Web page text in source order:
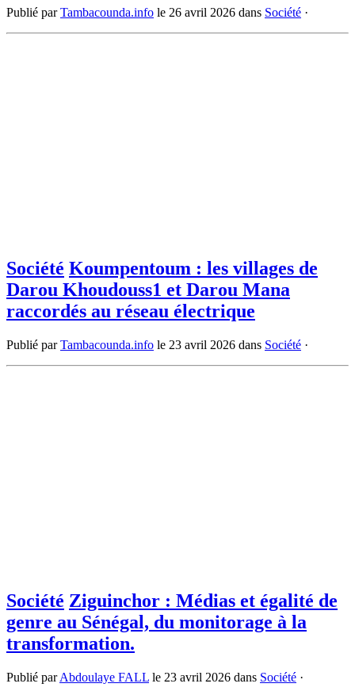
Publié parTambacounda.info le 26 avril 2026 dans Société ·
Société Koumpentoum : les villages de
Darou Khoudouss1 et Darou Mana
raccordés au réseau électrique
Publié parTambacounda.info le 23 avril 2026 dans Société ·
Société Ziguinchor : Médias et égalité de
genre au Sénégal, du monitorage à la
transformation.
Publié parAbdoulaye FALL le 23 avril 2026 dans Société ·